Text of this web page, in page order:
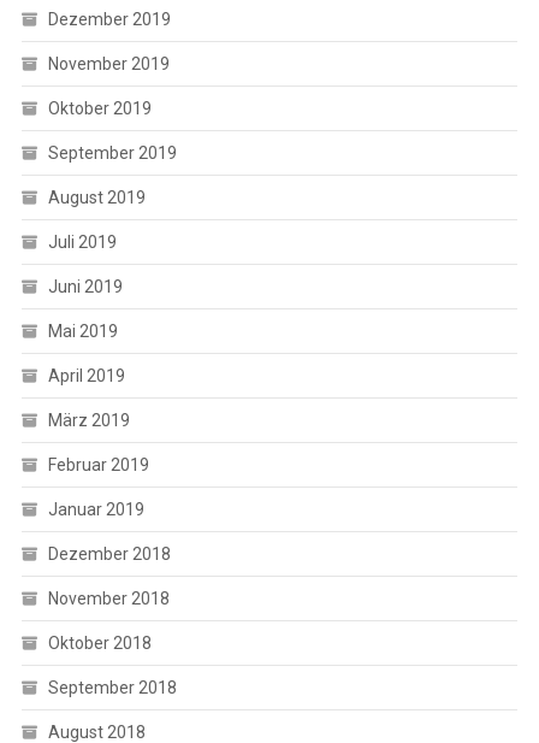
Dezember 2019
November 2019
Oktober 2019
September 2019
August 2019
Juli 2019
Juni 2019
Mai 2019
April 2019
März 2019
Februar 2019
Januar 2019
Dezember 2018
November 2018
Oktober 2018
September 2018
August 2018